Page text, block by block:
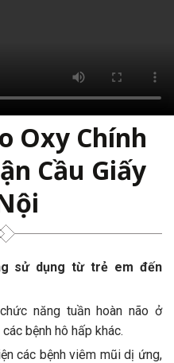
Oxy Chính
Cầu Giấy
sử dụng từ trẻ em đến
năng tuần hoàn não ở
bệnh hô hấp khác.
các bệnh viêm mũi dị ứng,